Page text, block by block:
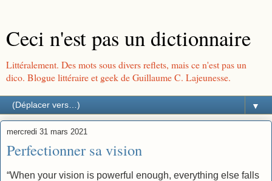
Ceci n'est pas un dictionnaire
Littéralement. Des mots sous divers reflets, mais ce n'est pas un
dico. Blogue littéraire et geek de Guillaume C. Lajeunesse.
▼
mercredi 31 mars 2021
Perfectionner sa vision
“When your vision is powerful enough, everything else falls